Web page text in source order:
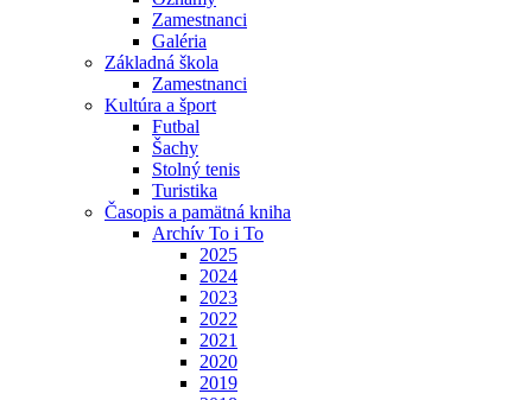
Zamestnanci
Galéria
Základná škola
Zamestnanci
Kultúra a šport
Futbal
Šachy
Stolný tenis
Turistika
Časopis a pamätná kniha
Archív To i To
2025
2024
2023
2022
2021
2020
2019